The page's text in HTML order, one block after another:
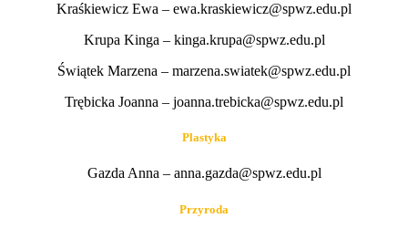
Kraśkiewicz Ewa – ewa.kraskiewicz@spwz.edu.pl
Krupa Kinga – kinga.krupa@spwz.edu.pl
Świątek Marzena – marzena.swiatek@spwz.edu.pl
Trębicka Joanna – joanna.trebicka@spwz.edu.pl
Plastyka
Gazda Anna – anna.gazda@spwz.edu.pl
Przyroda